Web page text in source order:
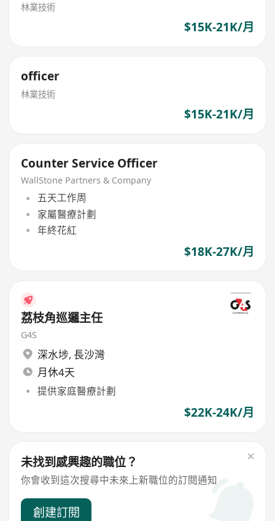
林業技術
$15K-21K/月
officer
林業技術
$15K-21K/月
Counter Service Officer
WallStone Partners & Company
五天工作周
家屬醫療計劃
年終花紅
$18K-27K/月
荔枝角巡邏主任
G4S
深水埗, 長沙灣
月休4天
提供家庭醫療計劃
$22K-24K/月
未找到感興趣的職位？
你會收到這次搜尋中未來上新職位的訂閱通知
創建訂閱